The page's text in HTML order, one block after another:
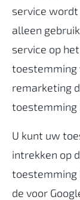
service wordt
alleen
service op
toestemming
remarketing
toestemming
U kunt uw
intrekken op
toestemming
de voor